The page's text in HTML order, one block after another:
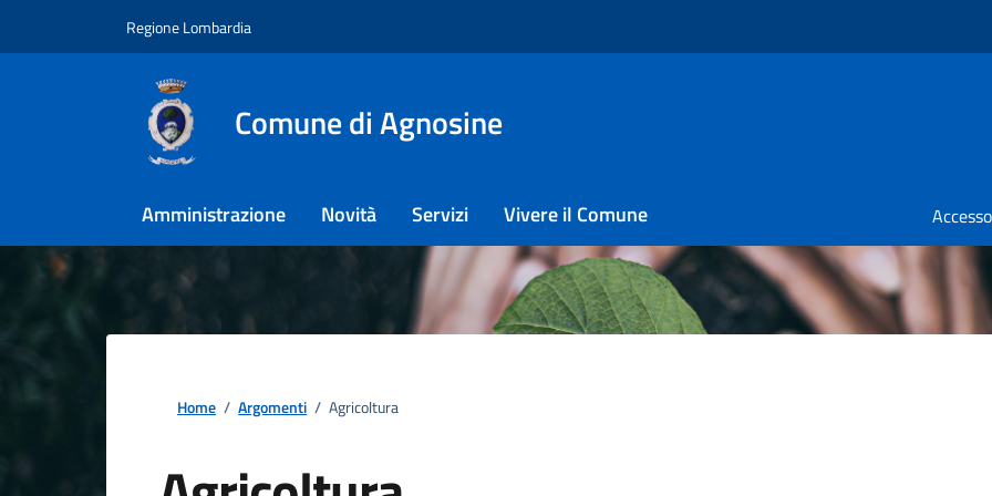
Regione Lombardia
Comune di Agnosine
Amministrazione Novità Servizi Vivere il Comune
Home / Argomenti / Agricoltura